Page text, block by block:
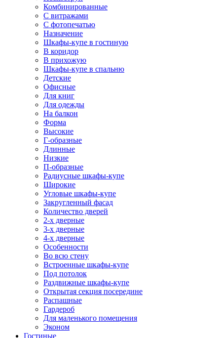
Комбинированные
С витражами
С фотопечатью
Назначение
Шкафы-купе в гостиную
В коридор
В прихожую
Шкафы-купе в спальню
Детские
Офисные
Для книг
Для одежды
На балкон
Форма
Высокие
Г-образные
Длинные
Низкие
П-образные
Радиусные шкафы-купе
Широкие
Угловые шкафы-купе
Закругленный фасад
Количество дверей
2-х дверные
3-х дверные
4-х дверные
Особенности
Во всю стену
Встроенные шкафы-купе
Под потолок
Раздвижные шкафы-купе
Открытая секция посередине
Распашные
Гардероб
Для маленького помещения
Эконом
Гостиные